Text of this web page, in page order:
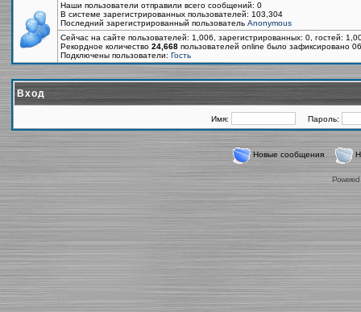
Наши пользователи отправили всего сообщений: 0
В системе зарегистрированных пользователей: 103,304
Последний зарегистрированный пользователь Anonymous
Сейчас на сайте пользователей: 1,006, зарегистрированных: 0, гостей:
Рекордное количество 24,668 пользователей online было зафиксировано
Подключены пользователи: Гость
Вход
Имя: Пароль:
Новые сообщения